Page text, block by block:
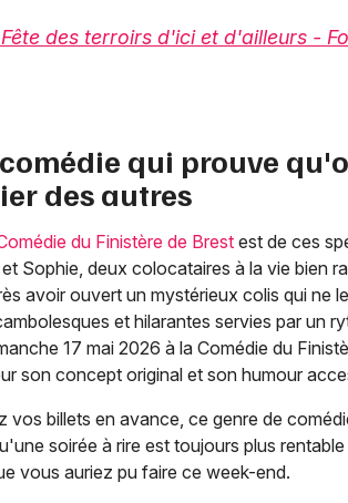
des terroirs d'ici et d'ailleurs -
qui prouve
des autres
du Finistère de Brest est de ces
Sophie, deux colocataires à la vie bien
avoir ouvert un mystérieux colis qui ne
et hilarantes servies par un
17 mai 2026 à la Comédie du
son concept original et son humour
vos billets en avance, ce genre de
soirée à rire est toujours plus
vous auriez pu faire ce week-end.